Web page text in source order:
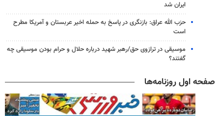
ایران شد
حزب الله عراق: بازنگری در پاسخ به حمله اخیر عربستان و آمریکا مطرح
است
موسیقی در ترازوی حق/رهبر شهید درباره حلال و حرام بودن موسیقی چه
گفتند؟
صفحه اول روزنامه‌ها